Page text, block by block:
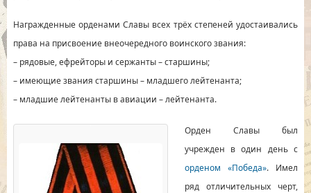
Награжденные орденами Славы всех трёх степеней удостаивались
права на присвоение внеочередного воинского звания:
– рядовые, ефрейторы и сержанты – старшины;
– имеющие звания старшины – младшего лейтенанта;
– младшие лейтенанты в авиации – лейтенанта.
Орден Славы был
учрежден в один день с
орденом «Победа». Имел
ряд отличительных черт,